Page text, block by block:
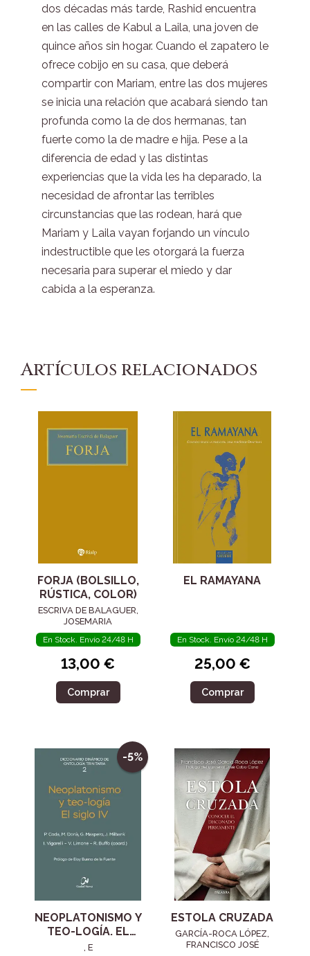
dos décadas más tarde, Rashid encuentra
en las calles de Kabul a Laila, una joven de
quince años sin hogar. Cuando el zapatero le
ofrece cobijo en su casa, que deberá
compartir con Mariam, entre las dos mujeres
se inicia una relación que acabará siendo tan
profunda como la de dos hermanas, tan
fuerte como la de madre e hija. Pese a la
diferencia de edad y las distintas
experiencias que la vida les ha deparado, la
necesidad de afrontar las terribles
circunstancias que las rodean, hará que
Mariam y Laila vayan forjando un vínculo
indestructible que les otorgará la fuerza
necesaria para superar el miedo y dar
cabida a la esperanza.
Artículos relacionados
FORJA (BOLSILLO,
RÚSTICA, COLOR)
ESCRIVA DE BALAGUER,
JOSEMARIA
En Stock. Envío 24/48 H
13,00 €
Comprar
EL RAMAYANA
En Stock. Envío 24/48 H
25,00 €
Comprar
-5%
NEOPLATONISMO Y
TEO-LOGÍA. EL
SIGLO IV
, E
ESTOLA CRUZADA
GARCÍA-ROCA LÓPEZ,
FRANCISCO JOSÉ